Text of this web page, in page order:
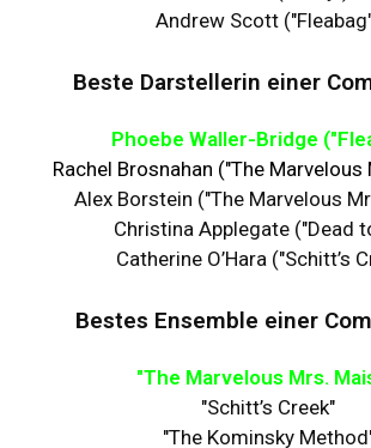
Andrew Scott
Beste Darstellerin einer
Phoebe Waller-Bridge
Rachel Brosnahan ("The Marvelous
Alex Borstein ("The Marvelous
Christina Applegate ("Dead
Catherine O’Hara ("Schitt’s
Bestes Ensemble einer
"The Marvelous Mrs.
"Schitt’s Creek"
"The Kominsky